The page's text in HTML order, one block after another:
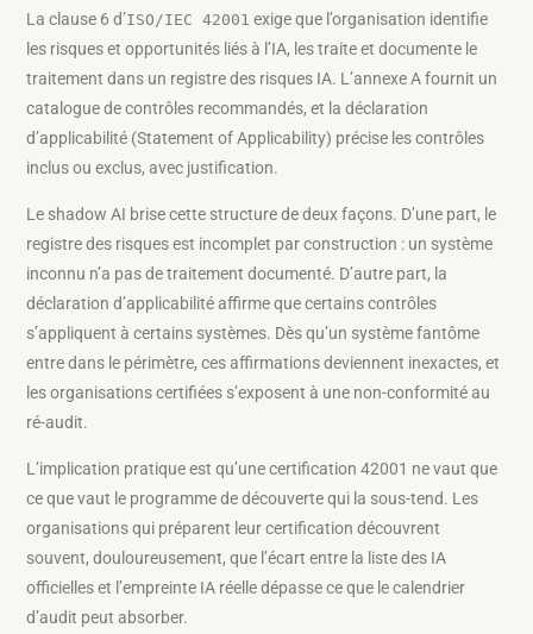
La clause 6 d’ISO/IEC 42001 exige que l’organisation identifie
les risques et opportunités liés à l’IA, les traite et documente le
traitement dans un registre des risques IA. L’annexe A fournit un
catalogue de contrôles recommandés, et la déclaration
d’applicabilité (Statement of Applicability) précise les contrôles
inclus ou exclus, avec justification.
Le shadow AI brise cette structure de deux façons. D’une part, le
registre des risques est incomplet par construction : un système
inconnu n’a pas de traitement documenté. D’autre part, la
déclaration d’applicabilité affirme que certains contrôles
s’appliquent à certains systèmes. Dès qu’un système fantôme
entre dans le périmètre, ces affirmations deviennent inexactes, et
les organisations certifiées s’exposent à une non-conformité au
ré-audit.
L’implication pratique est qu’une certification 42001 ne vaut que
ce que vaut le programme de découverte qui la sous-tend. Les
organisations qui préparent leur certification découvrent
souvent, douloureusement, que l’écart entre la liste des IA
officielles et l’empreinte IA réelle dépasse ce que le calendrier
d’audit peut absorber.